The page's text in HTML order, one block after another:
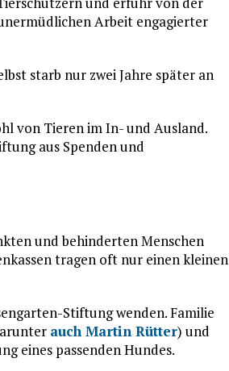
Arbeit engagierter
starb nur zwei Jahre später an
von Tieren im In- und Ausland.
aus Spenden und
und behinderten Menschen
tragen oft nur einen kleinen
Stiftung wenden. Familie
auch Martin Rütter) und
eines passenden Hundes.